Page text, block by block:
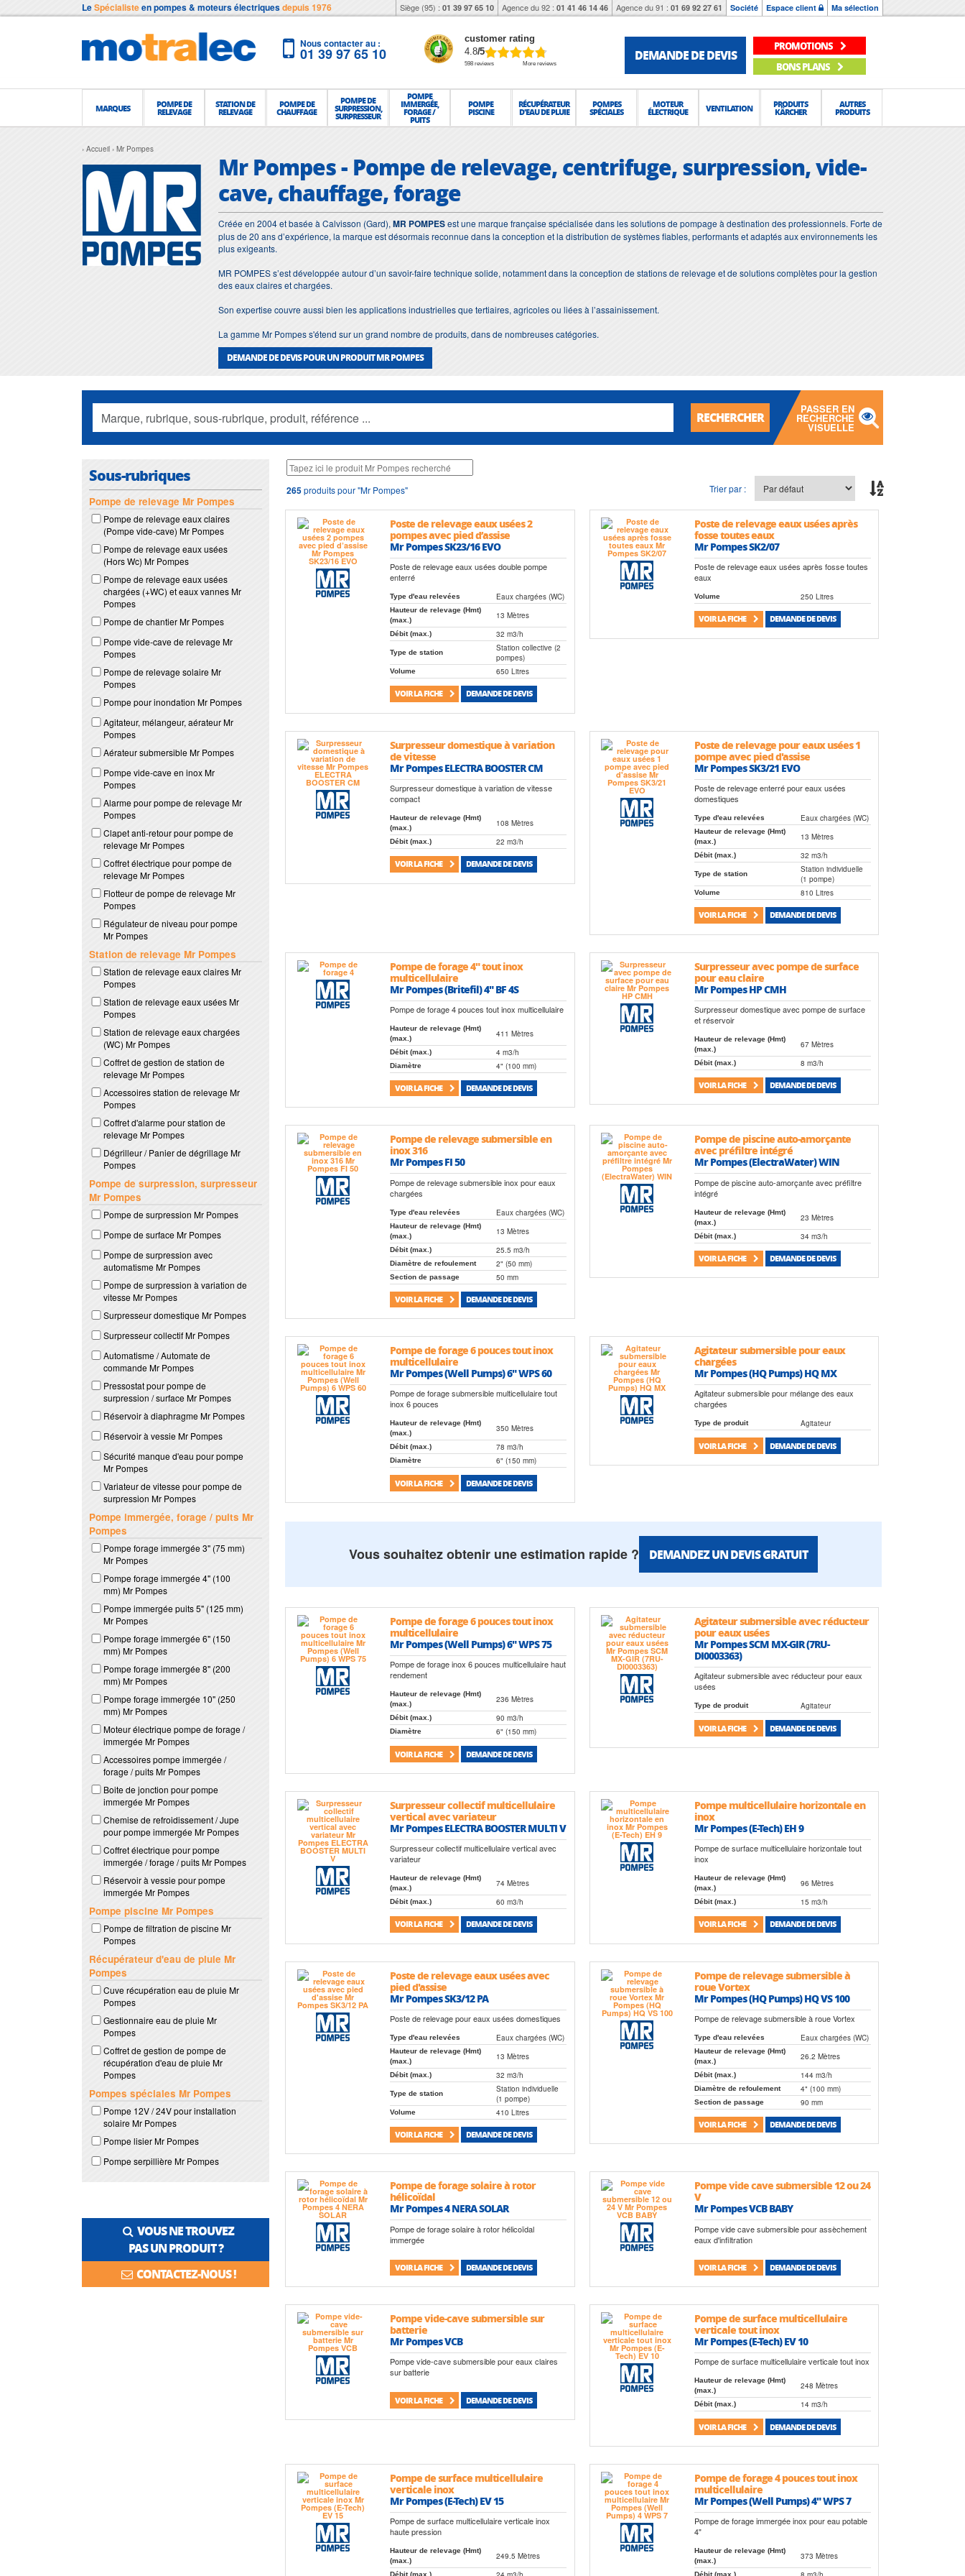
LeSpécialisteen pompes & moteurs électriquesdepuis 1976 Siège (95) : 01 39 97 65 10 Agence du 92 : 01 41 46 14 46 Agence du 91 : 01 69 92 27 61 Société Espace client Ma sélection
Nous contacter au :
01 39 97 65 10
customer rating
4.8/5
598 reviews More reviews
DEMANDE DE DEVIS
PROMOTIONS
BONS PLANS
MARQUES POMPE DE
RELEVAGE
STATION DE
RELEVAGE
POMPE DE
CHAUFFAGE
POMPE DE
SURPRESSION,
SURPRESSEUR
POMPE
IMMERGÉE,
FORAGE /
PUITS
POMPE
PISCINE
RÉCUPÉRATEUR
D'EAU DE PLUIE
POMPES
SPÉCIALES
MOTEUR
ÉLECTRIQUE VENTILATION PRODUITS
KÄRCHER
AUTRES
PRODUITS
Accueil Mr Pompes
Mr Pompes - Pompe de relevage, centrifuge, surpression, vide-
cave, chauffage, forage
Créée en 2004 et basée à Calvisson (Gard), MR POMPESest une marque française spécialisée dans les solutions de pompage à destination des professionnels. Forte de
plus de 20 ans d’expérience, la marque est désormais reconnue dans la conception et la distribution de systèmes fiables, performants et adaptés aux environnements les
plus exigeants.
MR POMPES s’est développée autour d’un savoir-faire technique solide, notamment dans la conception de stations de relevage et de solutions complètes pour la gestion
des eaux claires et chargées.
Son expertise couvre aussi bien les applications industrielles que tertiaires, agricoles ou liées à l’assainissement.
La gamme Mr Pompes s'étend sur un grand nombre de produits, dans de nombreuses catégories.
DEMANDE DE DEVIS POUR UN PRODUIT MR POMPES
RECHERCHER
PASSER EN
RECHERCHE
VISUELLE
Sous-rubriques
Pompe de relevage Mr Pompes
Pompe de relevage eaux claires
(Pompe vide-cave) Mr Pompes
Pompe de relevage eaux usées
(Hors Wc) Mr Pompes
Pompe de relevage eaux usées
chargées (+WC) et eaux vannes Mr
Pompes
Pompe de chantier Mr Pompes
Pompe vide-cave de relevage Mr
Pompes
Pompe de relevage solaire Mr
Pompes
Pompe pour inondation Mr Pompes
Agitateur, mélangeur, aérateur Mr
Pompes
Aérateur submersible Mr Pompes
Pompe vide-cave en inox Mr
Pompes
Alarme pour pompe de relevage Mr
Pompes
Clapet anti-retour pour pompe de
relevage Mr Pompes
Coffret électrique pour pompe de
relevage Mr Pompes
Flotteur de pompe de relevage Mr
Pompes
Régulateur de niveau pour pompe
Mr Pompes
Station de relevage Mr Pompes
Station de relevage eaux claires Mr
Pompes
Station de relevage eaux usées Mr
Pompes
Station de relevage eaux chargées
(WC) Mr Pompes
Coffret de gestion de station de
relevage Mr Pompes
Accessoires station de relevage Mr
Pompes
Coffret d'alarme pour station de
relevage Mr Pompes
Dégrilleur / Panier de dégrillage Mr
Pompes
Pompe de surpression, surpresseur
Mr Pompes
Pompe de surpression Mr Pompes
Pompe de surface Mr Pompes
Pompe de surpression avec
automatisme Mr Pompes
Pompe de surpression à variation de
vitesse Mr Pompes
Surpresseur domestique Mr Pompes
Surpresseur collectif Mr Pompes
Automatisme / Automate de
commande Mr Pompes
Pressostat pour pompe de
surpression / surface Mr Pompes
Réservoir à diaphragme Mr Pompes
Réservoir à vessie Mr Pompes
Sécurité manque d'eau pour pompe
Mr Pompes
Variateur de vitesse pour pompe de
surpression Mr Pompes
Pompe immergée, forage / puits Mr
Pompes
Pompe forage immergée 3" (75 mm)
Mr Pompes
Pompe forage immergée 4" (100
mm) Mr Pompes
Pompe immergée puits 5" (125 mm)
Mr Pompes
Pompe forage immergée 6" (150
mm) Mr Pompes
Pompe forage immergée 8" (200
mm) Mr Pompes
Pompe forage immergée 10" (250
mm) Mr Pompes
Moteur électrique pompe de forage /
immergée Mr Pompes
Accessoires pompe immergée /
forage / puits Mr Pompes
Boite de jonction pour pompe
immergée Mr Pompes
Chemise de refroidissement / Jupe
pour pompe immergée Mr Pompes
Coffret électrique pour pompe
immergée / forage / puits Mr Pompes
Réservoir à vessie pour pompe
immergée Mr Pompes
Pompe piscine Mr Pompes
Pompe de filtration de piscine Mr
Pompes
Récupérateur d'eau de pluie Mr
Pompes
Cuve récupération eau de pluie Mr
Pompes
Gestionnaire eau de pluie Mr
Pompes
Coffret de gestion de pompe de
récupération d'eau de pluie Mr
Pompes
Pompes spéciales Mr Pompes
Pompe 12V / 24V pour installation
solaire Mr Pompes
Pompe lisier Mr Pompes
Pompe serpillière Mr Pompes
VOUS NE TROUVEZ
PAS UN PRODUIT ?
CONTACTEZ-NOUS !
265produits pour "Mr Pompes" Trier par :
Poste de relevage eaux usées 2
pompes avec pied d’assise
Mr Pompes SK23/16 EVO
Poste de relevage eaux usées double pompe
enterré
Type d'eau relevées Eaux chargées (WC)
Hauteur de relevage (Hmt)
(max.)
13 Mètres
Débit (max.) 32 m3/h
Type de station
Station collective (2
pompes)
Volume 650 Litres
VOIR LA FICHE DEMANDE DE DEVIS
Poste de relevage eaux usées après
fosse toutes eaux
Mr Pompes SK2/07
Poste de relevage eaux usées après fosse toutes
eaux
Volume 250 Litres
VOIR LA FICHE DEMANDE DE DEVIS
Surpresseur domestique à variation
de vitesse
Mr Pompes ELECTRA BOOSTER CM
Surpresseur domestique à variation de vitesse
compact
Hauteur de relevage (Hmt)
(max.)
108 Mètres
Débit (max.) 22 m3/h
VOIR LA FICHE DEMANDE DE DEVIS
Poste de relevage pour eaux usées 1
pompe avec pied d'assise
Mr Pompes SK3/21 EVO
Poste de relevage enterré pour eaux usées
domestiques
Type d'eau relevées Eaux chargées (WC)
Hauteur de relevage (Hmt)
(max.)
13 Mètres
Débit (max.) 32 m3/h
Type de station
Station individuelle
(1 pompe)
Volume 810 Litres
VOIR LA FICHE DEMANDE DE DEVIS
Pompe de forage 4" tout inox
multicellulaire
Mr Pompes (Britefil) 4" BF 4S
Pompe de forage 4 pouces tout inox multicellulaire
Hauteur de relevage (Hmt)
(max.)
411 Mètres
Débit (max.) 4 m3/h
Diamètre 4" (100 mm)
VOIR LA FICHE DEMANDE DE DEVIS
Surpresseur avec pompe de surface
pour eau claire
Mr Pompes HP CMH
Surpresseur domestique avec pompe de surface
et réservoir
Hauteur de relevage (Hmt)
(max.)
67 Mètres
Débit (max.) 8 m3/h
VOIR LA FICHE DEMANDE DE DEVIS
Pompe de relevage submersible en
inox 316
Mr Pompes FI 50
Pompe de relevage submersible inox pour eaux
chargées
Type d'eau relevées Eaux chargées (WC)
Hauteur de relevage (Hmt)
(max.)
13 Mètres
Débit (max.) 25.5 m3/h
Diamètre de refoulement 2" (50 mm)
Section de passage 50 mm
VOIR LA FICHE DEMANDE DE DEVIS
Pompe de piscine auto-amorçante
avec préfiltre intégré
Mr Pompes (ElectraWater) WIN
Pompe de piscine auto-amorçante avec préfiltre
intégré
Hauteur de relevage (Hmt)
(max.)
23 Mètres
Débit (max.) 34 m3/h
VOIR LA FICHE DEMANDE DE DEVIS
Pompe de forage 6 pouces tout inox
multicellulaire
Mr Pompes (Well Pumps) 6" WPS 60
Pompe de forage submersible multicellulaire tout
inox 6 pouces
Hauteur de relevage (Hmt)
(max.)
350 Mètres
Débit (max.) 78 m3/h
Diamètre 6" (150 mm)
VOIR LA FICHE DEMANDE DE DEVIS
Agitateur submersible pour eaux
chargées
Mr Pompes (HQ Pumps) HQ MX
Agitateur submersible pour mélange des eaux
chargées
Type de produit Agitateur
VOIR LA FICHE DEMANDE DE DEVIS
Vous souhaitez obtenir une estimation rapide ? DEMANDEZ UN DEVIS GRATUIT
Pompe de forage 6 pouces tout inox
multicellulaire
Mr Pompes (Well Pumps) 6" WPS 75
Pompe de forage inox 6 pouces multicellulaire haut
rendement
Hauteur de relevage (Hmt)
(max.)
236 Mètres
Débit (max.) 90 m3/h
Diamètre 6" (150 mm)
VOIR LA FICHE DEMANDE DE DEVIS
Agitateur submersible avec réducteur
pour eaux usées
Mr Pompes SCM MX-GIR (7RU-
DI0003363)
Agitateur submersible avec réducteur pour eaux
usées
Type de produit Agitateur
VOIR LA FICHE DEMANDE DE DEVIS
Surpresseur collectif multicellulaire
vertical avec variateur
Mr Pompes ELECTRA BOOSTER MULTI V
Surpresseur collectif multicellulaire vertical avec
variateur
Hauteur de relevage (Hmt)
(max.)
74 Mètres
Débit (max.) 60 m3/h
VOIR LA FICHE DEMANDE DE DEVIS
Pompe multicellulaire horizontale en
inox
Mr Pompes (E-Tech) EH 9
Pompe de surface multicellulaire horizontale tout
inox
Hauteur de relevage (Hmt)
(max.)
96 Mètres
Débit (max.) 15 m3/h
VOIR LA FICHE DEMANDE DE DEVIS
Poste de relevage eaux usées avec
pied d'assise
Mr Pompes SK3/12 PA
Poste de relevage pour eaux usées domestiques
Type d'eau relevées Eaux chargées (WC)
Hauteur de relevage (Hmt)
(max.)
13 Mètres
Débit (max.) 32 m3/h
Type de station
Station individuelle
(1 pompe)
Volume 410 Litres
VOIR LA FICHE DEMANDE DE DEVIS
Pompe de relevage submersible à
roue Vortex
Mr Pompes (HQ Pumps) HQ VS 100
Pompe de relevage submersible à roue Vortex
Type d'eau relevées Eaux chargées (WC)
Hauteur de relevage (Hmt)
(max.)
26.2 Mètres
Débit (max.) 144 m3/h
Diamètre de refoulement 4" (100 mm)
Section de passage 90 mm
VOIR LA FICHE DEMANDE DE DEVIS
Pompe de forage solaire à rotor
hélicoïdal
Mr Pompes 4 NERA SOLAR
Pompe de forage solaire à rotor hélicoïdal
immergée
VOIR LA FICHE DEMANDE DE DEVIS
Pompe vide cave submersible 12 ou 24
V
Mr Pompes VCB BABY
Pompe vide cave submersible pour assèchement
eaux d'infiltration
VOIR LA FICHE DEMANDE DE DEVIS
Pompe vide-cave submersible sur
batterie
Mr Pompes VCB
Pompe vide-cave submersible pour eaux claires
sur batterie
VOIR LA FICHE DEMANDE DE DEVIS
Pompe de surface multicellulaire
verticale tout inox
Mr Pompes (E-Tech) EV 10
Pompe de surface multicellulaire verticale tout inox
Hauteur de relevage (Hmt)
(max.)
248 Mètres
Débit (max.) 14 m3/h
VOIR LA FICHE DEMANDE DE DEVIS
Pompe de surface multicellulaire
verticale inox
Mr Pompes (E-Tech) EV 15
Pompe de surface multicellulaire verticale inox
haute pression
Hauteur de relevage (Hmt)
(max.)
249.5 Mètres
Débit (max.)
Pompe de forage 4 pouces tout inox
multicellulaire
Mr Pompes (Well Pumps) 4" WPS 7
Pompe de forage immergée inox pour eau potable
4"
Hauteur de relevage (Hmt)
(max.)
373 Mètres
Débit (max.)